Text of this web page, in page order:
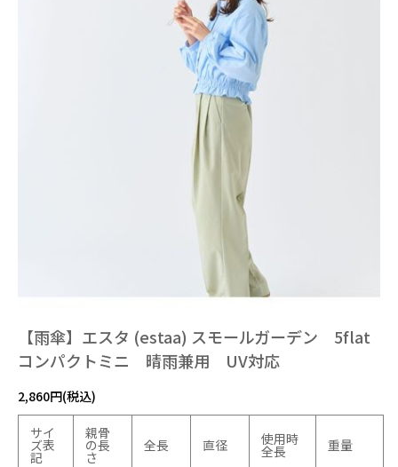
【雨傘】エスタ (estaa) スモールガーデン 5flat
コンパクトミニ 晴雨兼用 UV対応
2,860円(税込)
サイ
ズ表
記
親骨
の長
さ
全長 直径 使用時
全長 重量